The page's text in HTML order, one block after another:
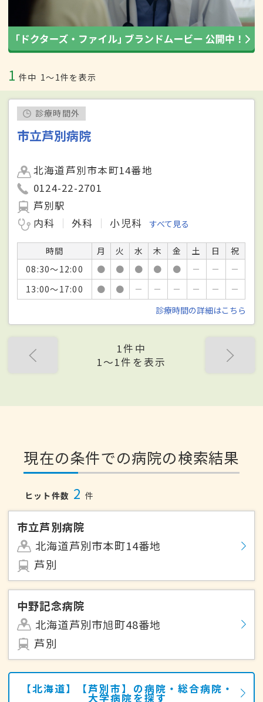
1 件中 1〜1件を表示
診療時間外
市立芦別病院
北海道芦別市本町14番地
0124-22-2701
芦別駅
内科
外科 小児科 すべて見る
時間 月 火 水 木 金 土 日
祝
08:30～12:00
● ● ● ● ● － －
－
13:00～17:00
● ● － － － － －
－
診療時間の詳細はこちら
1件中
1〜1件を表示
現在の条件での病院の検索結果
ヒット件数 2 件
市立芦別病院
北海道芦別市本町14番地
芦別
中野記念病院
北海道芦別市旭町48番地
芦別
【北海道】【芦別市】の病院・総合病院・
大学病院を探す